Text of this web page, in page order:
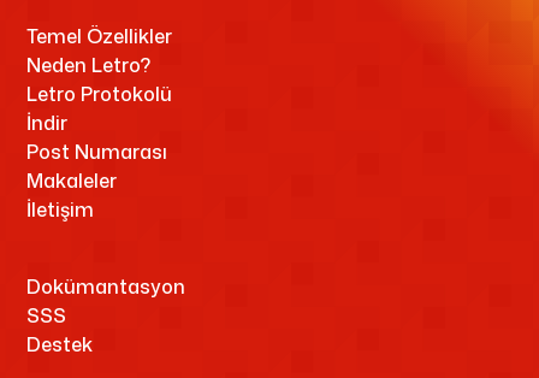
Temel Özellikler
Neden Letro?
Letro Protokolü
İndir
Post Numarası
Makaleler
İletişim
Dokümantasyon
SSS
Destek